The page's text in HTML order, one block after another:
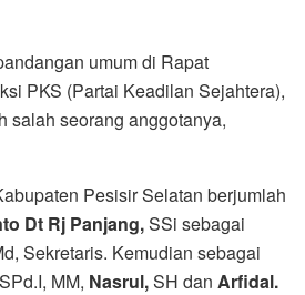
umum di Rapat
PKS (Partai Keadilan Sejahtera),
salah seorang anggotanya,
Pesisir Selatan berjumlah
Dt Rj Panjang,SSi sebagai
Sekretaris. Kemudian sebagai
SPd.I, MM, Nasrul,SH dan Arfidal.